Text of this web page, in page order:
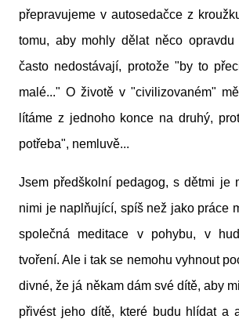
přepravujeme v autosedačce z
tomu, aby mohly dělat něco opravdu
často nedostávají, protože "by to
malé..." O životě v "civilizovaném"
lítáme z jednoho konce na druhý,
potřeba", nemluvě...
Jsem předškolní pedagog, s dětmi je
nimi je naplňující, spíš než jako práce
společná meditace v pohybu, v
tvoření. Ale i tak se nemohu vyhnout
divné, že já někam dám své dítě, aby
přivést jeho dítě, které budu hlídat a